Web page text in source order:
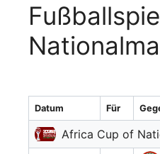
Datum Für
Africa Cup of